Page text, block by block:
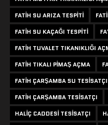
FATIH SU ARIZA TESPITI
FATIH SU KAÇAĞI TESPITI
FATIH TUVALET TIKANIKLIĞI
FATIH TIKALI PIMAŞ AÇMA
FATIH ÇARŞAMBA SU
FATIH ÇARŞAMBA TESISATÇI
HALIÇ CADDESI TESISATÇI